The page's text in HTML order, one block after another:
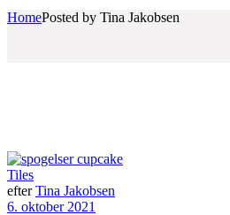
HomePosted by Tina Jakobsen
Tiles
efter Tina Jakobsen
6. oktober 2021